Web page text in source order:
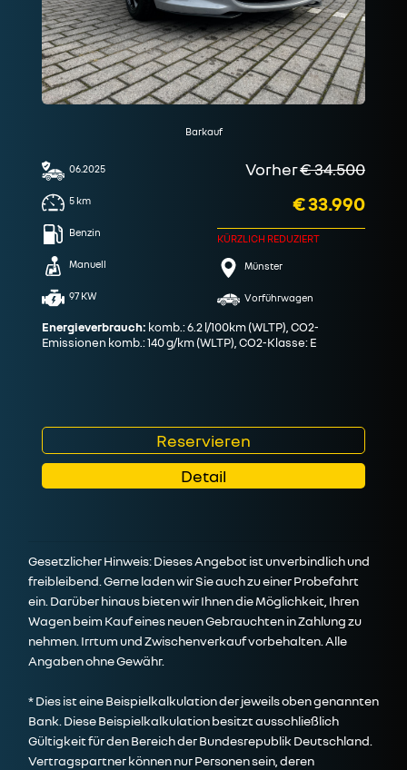
Barkauf
06.2025
5km
Benzin
Manuell
97 KW
Vorher€ 34.500
€ 33.990
KÜRZLICH REDUZIERT
Münster
Vorführwagen
Energieverbrauch: komb.: 6.2 l/100km (WLTP), CO2-
Emissionen komb.: 140 g/km (WLTP), CO2-Klasse: E
Reservieren
Detail
Gesetzlicher Hinweis: Dieses Angebot ist unverbindlich und
freibleibend. Gerne laden wir Sie auch zu einer Probefahrt
ein. Darüber hinaus bieten wir Ihnen die Möglichkeit, Ihren
Wagen beim Kauf eines neuen Gebrauchten in Zahlung zu
nehmen. Irrtum und Zwischenverkauf vorbehalten. Alle
Angaben ohne Gewähr.
* Dies ist eine Beispielkalkulation der jeweils oben genannten
Bank. Diese Beispielkalkulation besitzt ausschließlich
Gültigkeit für den Bereich der Bundesrepublik Deutschland.
Vertragspartner können nur Personen sein, deren